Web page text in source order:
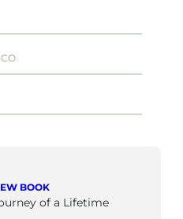
BOOK
of a Lifetime